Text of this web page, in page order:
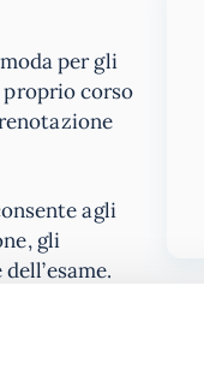
per gli
corso
agli
gli